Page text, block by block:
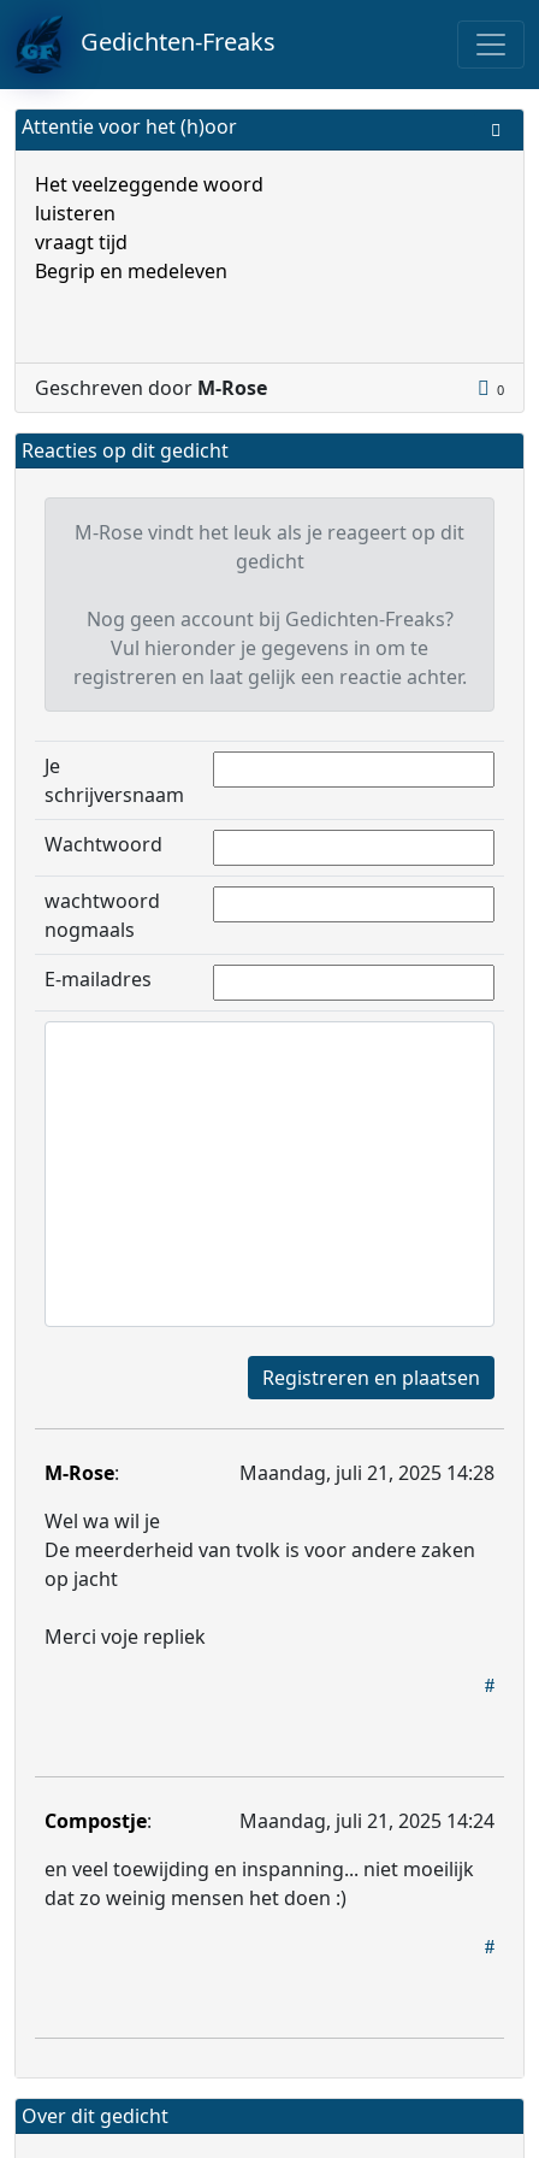
Gedichten-Freaks
Attentie voor het (h)oor
Het veelzeggende woord
luisteren
vraagt tijd
Begrip en medeleven
Geschreven door M-Rose 0
Reacties op dit gedicht
M-Rose vindt het leuk als je reageert op dit
gedicht
Nog geen account bij Gedichten-Freaks?
Vul hieronder je gegevens in om te
registreren en laat gelijk een reactie achter.
Je
schrijversnaam
Wachtwoord
wachtwoord
nogmaals
E-mailadres
Registreren en plaatsen
M-Rose:
Maandag, juli 21, 2025 14:28
Wel wa wil je
De meerderheid van tvolk is voor andere zaken
op jacht
Merci voje repliek
Compostje:
Maandag, juli 21, 2025 14:24
en veel toewijding en inspanning... niet moeilijk
dat zo weinig mensen het doen :)
Over dit gedicht